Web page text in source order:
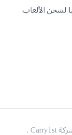
لشحن الألعاب